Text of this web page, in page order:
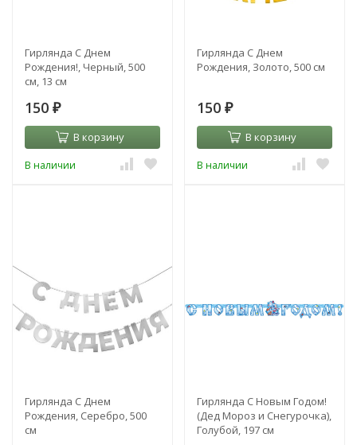
Гирлянда С Днем
Рождения!, Черный, 500
см, 13 см
150 ₽
В корзину
В наличии
Гирлянда С Днем
Рождения, Золото, 500 см
150 ₽
В корзину
В наличии
Гирлянда С Днем
Рождения, Серебро, 500
см
Гирлянда С Новым Годом!
(Дед Мороз и Снегурочка),
Голубой, 197 см